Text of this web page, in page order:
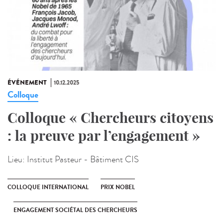
ÉVÉNEMENT 10.12.2025
Colloque
Colloque « Chercheurs citoyens
: la preuve par l’engagement »
Lieu: Institut Pasteur - Bâtiment CIS
COLLOQUE INTERNATIONAL PRIX NOBEL
ENGAGEMENT SOCIÉTAL DES CHERCHEURS